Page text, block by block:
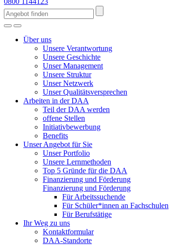
Über uns
Unsere Verantwortung
Unsere Geschichte
Unser Management
Unsere Struktur
Unser Netzwerk
Unser Qualitätsversprechen
Arbeiten in der DAA
Teil der DAA werden
offene Stellen
Initiativbewerbung
Benefits
Unser Angebot für Sie
Unser Portfolio
Unsere Lernmethoden
Top 5 Gründe für die DAA
Finanzierung und Förderung
Finanzierung und Förderung
Für Arbeitssuchende
Für Schüler*innen an Fachschulen
Für Berufstätige
Ihr Weg zu uns
Kontaktformular
DAA-Standorte